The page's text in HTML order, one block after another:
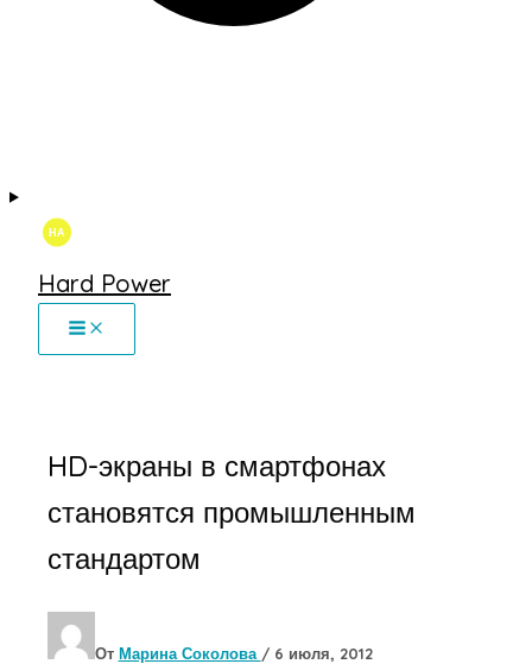
Hard Power
HD-экраны в смартфонах
становятся промышленным
стандартом
От Марина Соколова / 6 июля, 2012